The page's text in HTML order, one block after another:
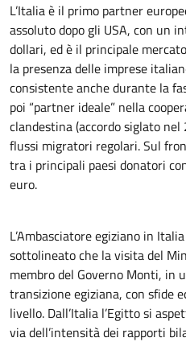
L’Italia è il primo partner
assoluto dopo gli USA, con un
dollari, ed è il principale
la presenza delle imprese
consistente anche durante la
poi “partner ideale” nella
clandestina (accordo siglato
flussi migratori regolari. Sul
tra i principali paesi donatori
euro.
L’Ambasciatore egiziano in
sottolineato che la visita del
membro del Governo Monti, in
transizione egiziana, con sfide
livello. Dall’Italia l’Egitto si
via dell’intensità dei rapporti